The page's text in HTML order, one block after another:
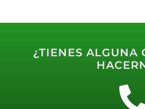
¿TIENES ALGUNA